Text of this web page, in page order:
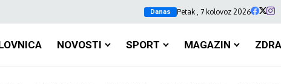
Danas Petak , 7 kolovoz 2026
NOVOSTI SPORT MAGAZIN